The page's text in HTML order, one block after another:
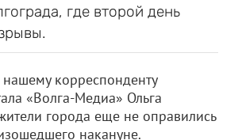
где второй день
нашему корреспонденту
«Волга-Медиа» Ольга
города еще не оправились
накануне.